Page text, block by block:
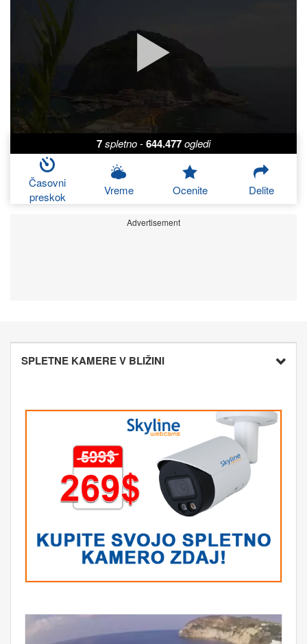
7spletno-644.477ogledi
Časovni
preskok
Vreme Ocenite Delite
Advertisement
SPLETNE KAMERE V BLIŽINI